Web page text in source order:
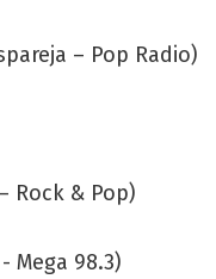
– Pop Radio)
Rock & Pop)
Mega 98.3)